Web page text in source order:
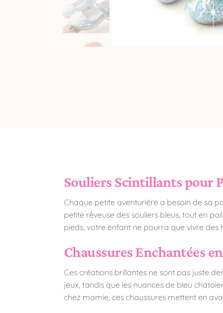
Souliers Scintillants pour
Chaque petite aventurière a besoin de sa
petite rêveuse des souliers bleus, tout en
pieds, votre enfant ne pourra que vivre des
Chaussures Enchantées
Ces créations brillantes ne sont pas juste
jeux, tandis que les nuances de bleu
chez mamie, ces chaussures mettent en